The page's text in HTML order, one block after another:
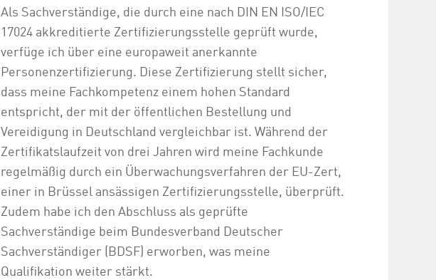
Als Sachverständige, die durch eine nach DIN EN ISO/IEC
17024 akkreditierte Zertifizierungsstelle geprüft wurde,
verfüge ich über eine europaweit anerkannte
Personenzertifizierung. Diese Zertifizierung stellt sicher,
dass meine Fachkompetenz einem hohen Standard
entspricht, der mit der öffentlichen Bestellung und
Vereidigung in Deutschland vergleichbar ist. Während der
Zertifikatslaufzeit von drei Jahren wird meine Fachkunde
regelmäßig durch ein Überwachungsverfahren der EU-Zert,
einer in Brüssel ansässigen Zertifizierungsstelle, überprüft.
Zudem habe ich den Abschluss als geprüfte
Sachverständige beim Bundesverband Deutscher
Sachverständiger (BDSF) erworben, was meine
Qualifikation weiter stärkt.